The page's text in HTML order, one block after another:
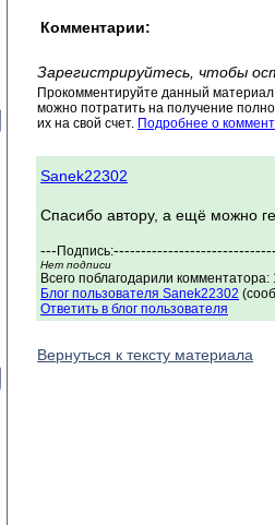
Комментарии:
Зарегистрируйтесь, чтобы
Прокомментируйте данный
можно потратить на получение
их на свой счет. Подробнее о
Sanek22302
Спасибо автору, а ещё можно
--- Подпись:
Нет подписи
Всего поблагодарили
Блог пользователя Sanek22302
Ответить в блог пользователя
Вернуться к тексту материала